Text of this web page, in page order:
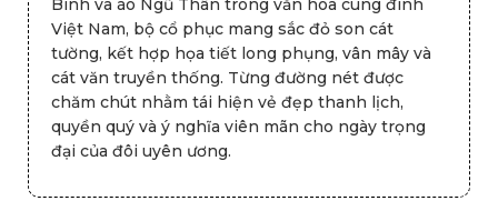
Bình và áo Ngũ Thân trong văn hóa cung đình
Việt Nam, bộ cổ phục mang sắc đỏ son cát
tường, kết hợp họa tiết long phụng, vân mây và
cát văn truyền thống. Từng đường nét được
chăm chút nhằm tái hiện vẻ đẹp thanh lịch,
quyền quý và ý nghĩa viên mãn cho ngày trọng
đại của đôi uyên ương.